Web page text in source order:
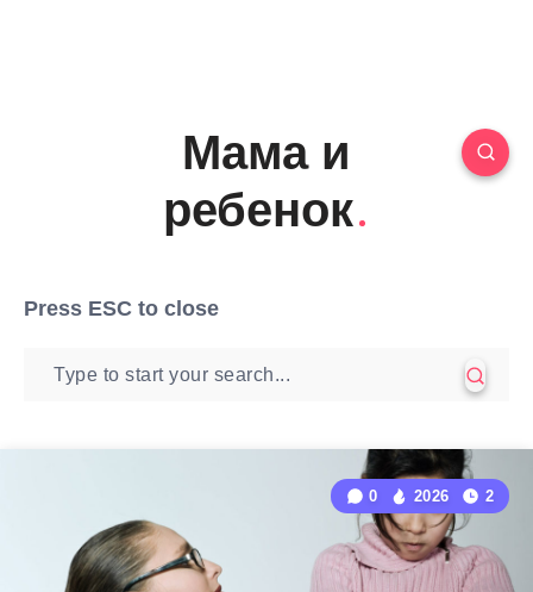
Мама и
ребенок
Press ESC to close
0 2026 2